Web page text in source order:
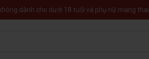
dành cho dưới 18 tuổi và phụ nữ mang thai